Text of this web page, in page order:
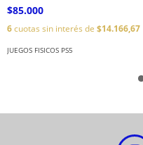
$85.000
6cuotas sin interés de $14.166,67
JUEGOS FISICOS PS5